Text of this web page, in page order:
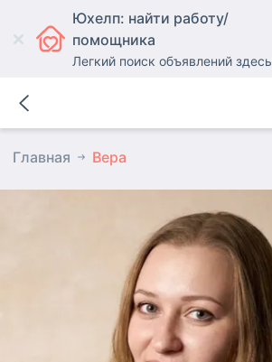
Юхелп: найти работу/
помощника
Легкий поиск объявлений здесь
Главная Вера